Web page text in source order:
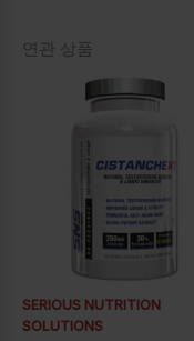
연관 상품
SERIOUS NUTRITION
SOLUTIONS